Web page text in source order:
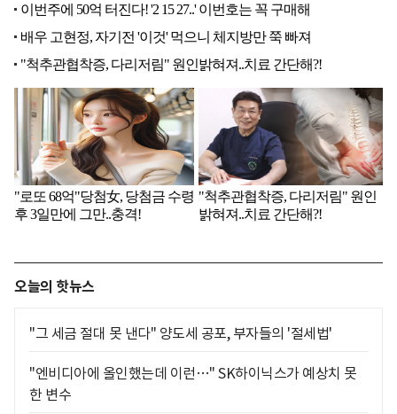
오늘의 핫뉴스
"그 세금 절대 못 낸다" 양도세 공포, 부자들의 '절세법'
"엔비디아에 올인했는데 이런…" SK하이닉스가 예상치 못
한 변수